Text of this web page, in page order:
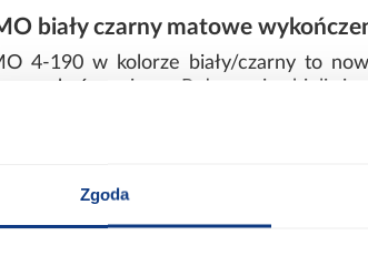
Zgoda
biały czarny matowe
4-190 w kolorze biały/czarny to
wykończeniem. Połączenie bieli
i uporządkowaną formę.